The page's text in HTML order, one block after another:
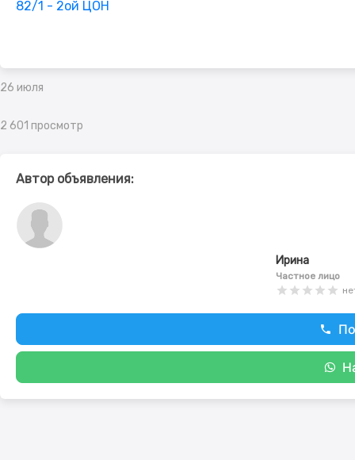
82/1 - 2ой ЦОН
26 июля
2 601 просмотр
Автор объявления:
Ирина
Частное лицо